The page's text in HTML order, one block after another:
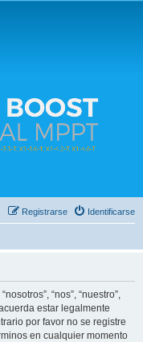
Solax y temas relacionados.
Identificarse
Registrarse
“nos”, “nuestro”,
estar legalmente
por favor no se registre
en cualquier momento